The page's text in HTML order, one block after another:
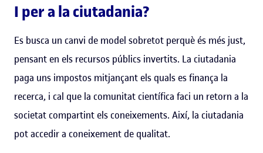
I per a la ciutadania?
Es busca un canvi de model sobretot perquè és més just,
pensant en els recursos públics invertits. La ciutadania
paga uns impostos mitjançant els quals es finança la
recerca, i cal que la comunitat científica faci un retorn a la
societat compartint els coneixements. Així, la ciutadania
pot accedir a coneixement de qualitat.